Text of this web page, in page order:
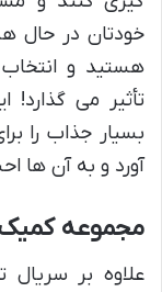
خودتان در حال
هستید و
تأثیر می گذارد!
بسیار جذاب را
آورد و به آن ها
مجموعه
علاوه بر سریال